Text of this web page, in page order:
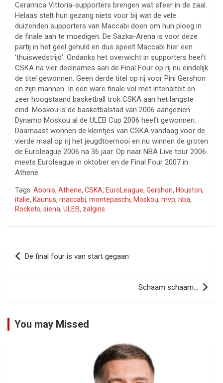
Ceramica Vittoria-supporters brengen wat sfeer in de zaal.
Helaas stelt hun gezang niets voor bij wat de vele
duizenden supporters van Maccabi doen om hun ploeg in
de finale aan te moedigen. De Sazka-Arena is voor deze
partij in het geel gehuld en dus speelt Maccabi hier een
‘thuiswedstrijd’. Ondanks het overwicht in supporters heeft
CSKA na vier deelnames aan de Final Four op rij nu eindelijk
de titel gewonnen. Geen derde titel op rij voor Pini Gershon
en zijn mannen. In een ware finale vol met intensiteit en
zeer hoogstaand basketball trok CSKA aan het langste
eind. Moskou is de basketbalstad van 2006 aangezien
Dynamo Moskou al de ULEB Cup 2006 heeft gewonnen.
Daarnaast wonnen de kleintjes van CSKA vandaag voor de
vierde maal op rij het jeugdtoernooi en nu winnen de groten
de Euroleague 2006 na 36 jaar. Op naar NBA Live tour 2006
meets Euroleague in oktober en de Final Four 2007 in
Athene.
Tags: Abonis, Athene, CSKA, EuroLeague, Gershon, Houston,
italie, Kaunus, maccabi, montepaschi, Moskou, mvp, nba,
Rockets, siena, ULEB, zalgiris
Bericht
navigatie
De final four is van start gegaan
Schaam schaam…
You may Missed